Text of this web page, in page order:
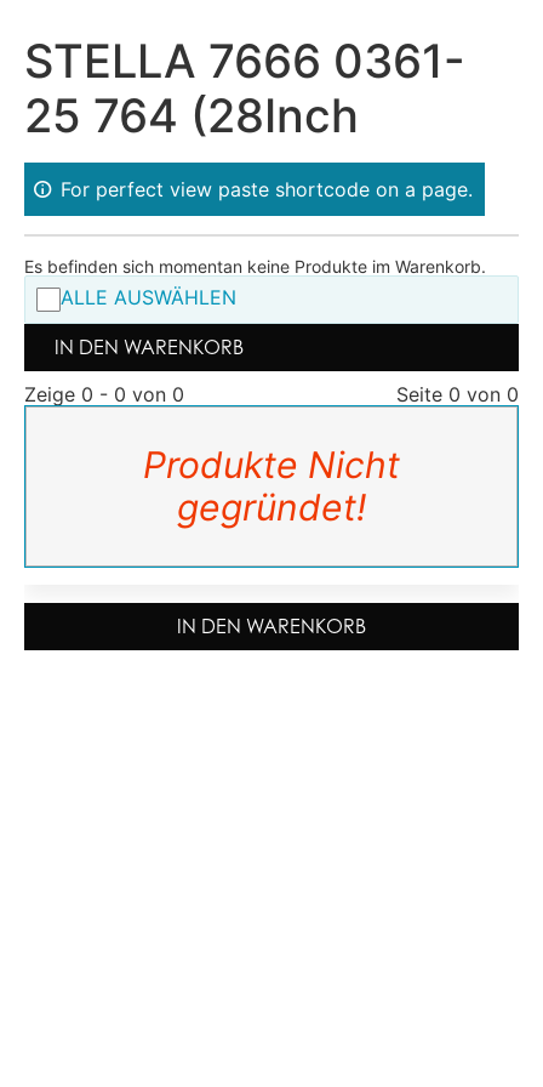
STELLA 7666 0361-
25 764 (28Inch
For perfect view paste shortcode on a page.
Es befinden sich momentan keine Produkte im Warenkorb.
ALLE AUSWÄHLEN
IN DEN WARENKORB
Zeige 0 - 0 von 0
Seite 0 von 0
Produkte Nicht
gegründet!
IN DEN WARENKORB